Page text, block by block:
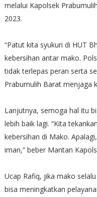
melalui Kapolsek
2023.
“Patut kita syukuri di HUT
kebersihan antar mako.
tidak terlepas peran serta
Prabumulih Barat menjaga
Lanjutnya, semoga hal itu
lebih baik lagi. “Kita
kebersihan di Mako.
iman,” beber Mantan
Ucap Rafiq, jika mako
bisa meningkatkan